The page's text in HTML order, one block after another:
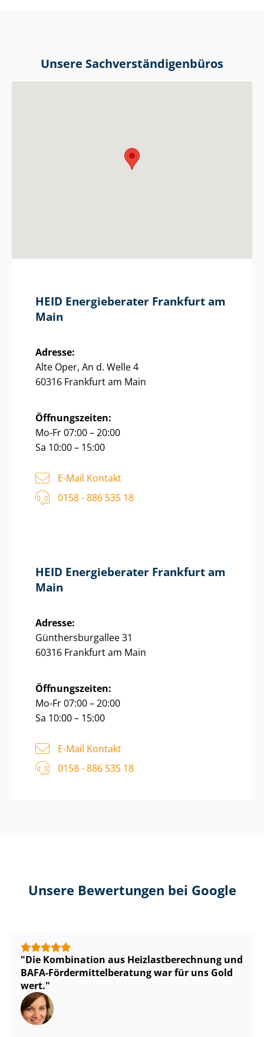
Unsere Sach­ver­stän­di­gen­bü­ros
HEID Energieberater Frankfurt am
Main
Adresse:
Alte Oper, An d. Welle 4
60316 Frankfurt am Main
Öffnungszeiten:
Mo-Fr 07:00 – 20:00
Sa 10:00 – 15:00
E-Mail Kontakt
0158 - 886 535 18
HEID Energieberater Frankfurt am
Main
Adresse:
Gün­thers­bur­g­al­lee 31
60316 Frankfurt am Main
Öffnungszeiten:
Mo-Fr 07:00 – 20:00
Sa 10:00 – 15:00
E-Mail Kontakt
0158 - 886 535 18
Unsere Bewertungen bei Google
Die Kombination aus Heiz­last­be­rech­nung und
BAFA-För­der­mit­tel­be­ra­tung war für uns Gold
wert.